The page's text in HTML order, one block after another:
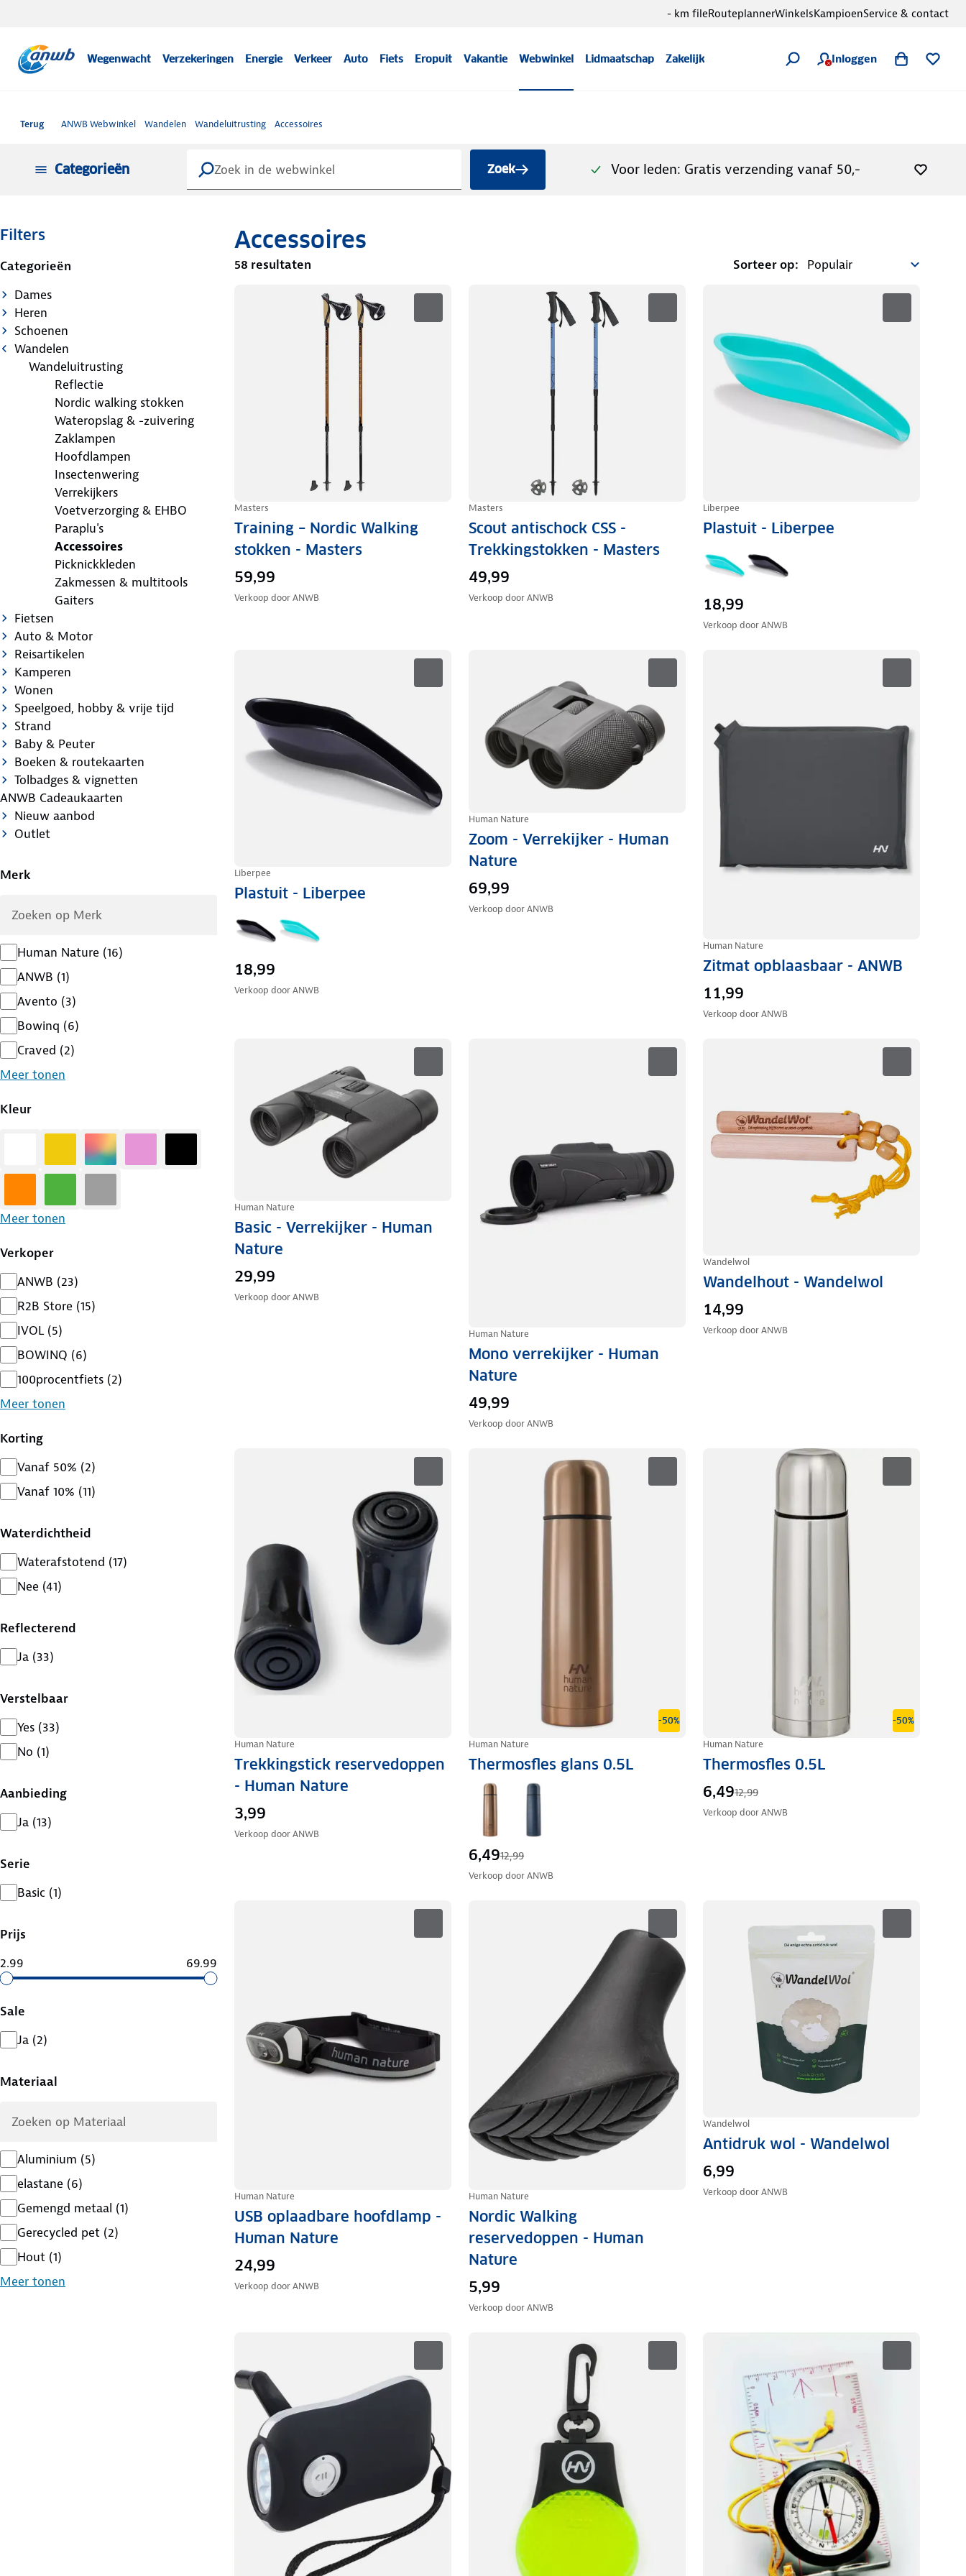
Wegenwacht Verzekeringen Energie Verkeer Auto Fiets Eropuit Vakantie Webwinkel Lidmaatschap Zakelijk Inloggen
- km fileRouteplannerWinkelsKampioenService & contact
Terug ANWB Webwinkel Wandelen Wandeluitrusting Accessoires
Categorieën Zoek Voor leden: Gratis verzending vanaf 50,-
Filters
Categorieën
Dames
Heren
Schoenen
Wandelen
Wandeluitrusting
Reflectie
Nordic walking stokken
Wateropslag & -zuivering
Zaklampen
Hoofdlampen
Insectenwering
Verrekijkers
Voetverzorging & EHBO
Paraplu's
Accessoires
Picknickkleden
Zakmessen & multitools
Gaiters
Fietsen
Auto & Motor
Reisartikelen
Kamperen
Wonen
Speelgoed, hobby & vrije tijd
Strand
Baby & Peuter
Boeken & routekaarten
Tolbadges & vignetten
ANWB Cadeaukaarten
Nieuw aanbod
Outlet
Merk
Human Nature (16)
ANWB (1)
Avento (3)
Bowinq (6)
Craved (2)
Meer tonen
Kleur
Diversen
Meer tonen
Verkoper
ANWB (23)
R2B Store (15)
IVOL(5)
BOWINQ (6)
100procentfiets (2)
Meer tonen
Korting
Vanaf 50% (2)
Vanaf 10% (11)
Waterdichtheid
Waterafstotend (17)
Nee (41)
Reflecterend
Ja (33)
Verstelbaar
Yes (33)
No (1)
Aanbieding
Ja (13)
Serie
Basic (1)
Prijs
2.99
69.99
Sale
Ja (2)
Materiaal
Aluminium (5)
elastane (6)
Gemengd metaal (1)
Gerecycled pet (2)
Hout (1)
Meer tonen
Accessoires
58 resultaten Sorteer op:
Masters
Training – Nordic Walking
stokken - Masters
59,99
Verkoop doorANWB
Masters
Scout antischock CSS -
Trekkingstokken - Masters
49,99
Verkoop doorANWB
Liberpee
Plastuit - Liberpee
18,99
Verkoop doorANWB
Liberpee
Plastuit - Liberpee
18,99
Verkoop doorANWB
Human Nature
Zoom - Verrekijker - Human
Nature
69,99
Verkoop doorANWB
Human Nature
Zitmat opblaasbaar - ANWB
11,99
Verkoop doorANWB
Human Nature
Basic - Verrekijker - Human
Nature
29,99
Verkoop doorANWB
Human Nature
Mono verrekijker - Human
Nature
49,99
Verkoop doorANWB
Wandelwol
Wandelhout - Wandelwol
14,99
Verkoop doorANWB
Human Nature
Trekkingstick reservedoppen
- Human Nature
3,99
Verkoop doorANWB
-50%
Human Nature
Thermosfles glans 0.5L
6,4912,99
Verkoop doorANWB
-50%
Human Nature
Thermosfles 0.5L
6,4912,99
Verkoop doorANWB
Human Nature
USB oplaadbare hoofdlamp -
Human Nature
24,99
Verkoop doorANWB
Human Nature
Nordic Walking
reservedoppen - Human
Nature
5,99
Verkoop doorANWB
Wandelwol
Antidruk wol - Wandelwol
6,99
Verkoop doorANWB